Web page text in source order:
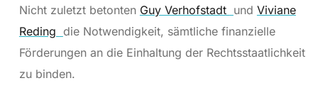
Nicht zuletzt betonten Guy Verhofstadt und Viviane
Reding die Notwendigkeit, sämtliche finanzielle
Förderungen an die Einhaltung der Rechtsstaatlichkeit
zu binden.